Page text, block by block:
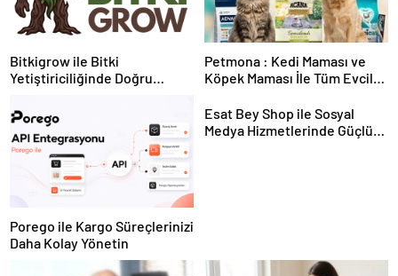
Bitkigrow ile Bitki
Yetiştiriciliğinde Doğru
Petmona : Kedi Maması ve
Köpek Maması İle Tüm Evcil
Porego ile Kargo Süreçlerinizi
Daha Kolay Yönetin
Esat Bey Shop ile Sosyal
Medya Hizmetlerinde Güçlü